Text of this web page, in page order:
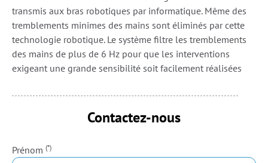
transmis aux bras robotiques par informatique. Même des
tremblements minimes des mains sont éliminés par cette
technologie robotique. Le système filtre les tremblements
des mains de plus de 6 Hz pour que les interventions
exigeant une grande sensibilité soit facilement réalisées
Contactez-nous
Prénom (*)